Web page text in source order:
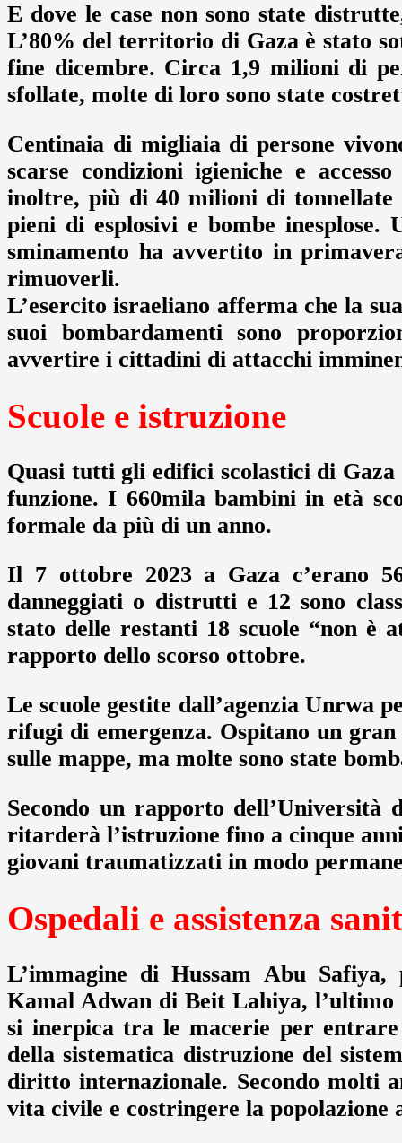
E dove le case non sono state
L’80% del territorio di Gaza è stato
fine dicembre. Circa 1,9 milioni di
sfollate, molte di loro sono state
Centinaia di migliaia di persone
scarse condizioni igieniche e
inoltre, più di 40 milioni di
pieni di esplosivi e bombe
sminamento ha avvertito in
rimuoverli.
L’esercito israeliano afferma che la
suoi bombardamenti sono
avvertire i cittadini di attacchi
Scuole e istruzione
Quasi tutti gli edifici scolastici di
funzione. I 660mila bambini in età
formale da più di un anno.
Il 7 ottobre 2023 a Gaza c’erano
danneggiati o distrutti e 12 sono
stato delle restanti 18 scuole “non è
rapporto dello scorso ottobre.
Le scuole gestite dall’agenzia Unrwa
rifugi di emergenza. Ospitano un
sulle mappe, ma molte sono state
Secondo un rapporto
ritarderà l’istruzione fino a cinque
giovani traumatizzati in modo
Ospedali e assistenza
L’immagine di Hussam Abu Safiya,
Kamal Adwan di Beit Lahiya,
si inerpica tra le macerie per
della sistematica distruzione del
diritto internazionale. Secondo molti
vita civile e costringere la popolazione